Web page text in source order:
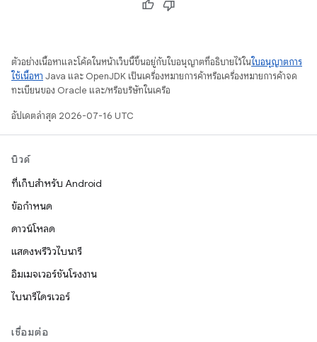
ตัวอย่างเนื้อหาและโค้ดในหน้าเว็บนี้ขึ้นอยู่กับใบอนุญาตที่อธิบายไว้ในใบอนุญาตการ
ใช้เนื้อหา Java และ OpenJDK เป็นเครื่องหมายการค้าหรือเครื่องหมายการค้าจด
ทะเบียนของ Oracle และ/หรือบริษัทในเครือ
อัปเดตล่าสุด 2026-07-16 UTC
บิวด์
ที่เก็บสำหรับ Android
ข้อกำหนด
ดาวน์โหลด
แสดงพรีวิวไบนารี
อิมเมจเวอร์ชันโรงงาน
ไบนารีไดรเวอร์
เชื่อมต่อ